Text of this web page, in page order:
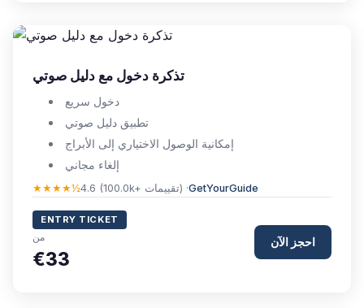
تذكرة دخول مع دليل صوتي
دخول سريع
تطبيق دليل صوتي
إمكانية الوصول الاختياري إلى الأبراج
إلغاء مجاني
★★★★½ 4.6 (100.0k+ تقييمات) ·GetYourGuide
ENTRY TICKET
من
€33
احجز الآن